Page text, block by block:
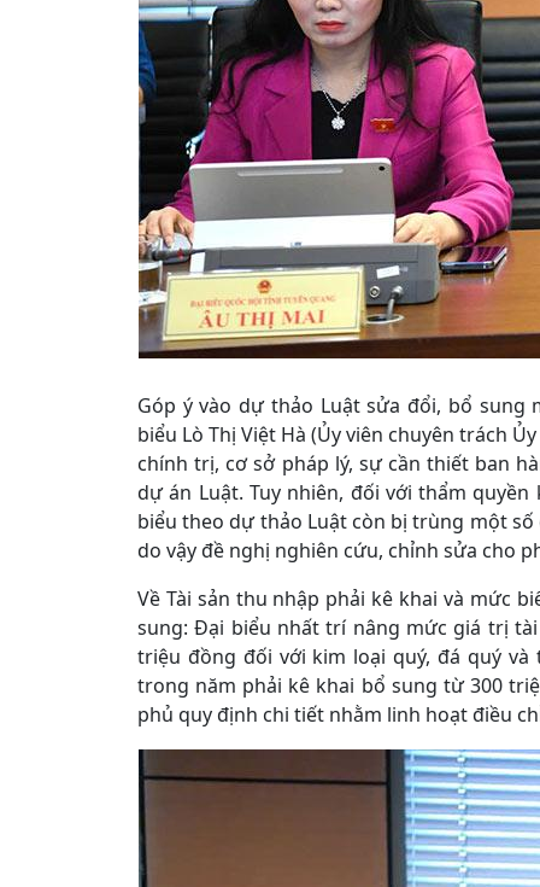
Góp ý vào dự thảo Luật sửa đổi, bổ sung
biểu Lò Thị Việt Hà (Ủy viên chuyên trách
chính trị, cơ sở pháp lý, sự cần thiết ban
dự án Luật. Tuy nhiên, đối với thẩm
biểu theo dự thảo Luật còn bị trùng một
do vậy đề nghị nghiên cứu, chỉnh sửa cho
Về Tài sản thu nhập phải kê khai và mức
sung: Đại biểu nhất trí nâng mức giá trị
triệu đồng đối với kim loại quý, đá quý
trong năm phải kê khai bổ sung từ 300
phủ quy định chi tiết nhằm linh hoạt điều